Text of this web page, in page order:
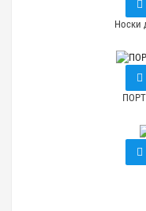
Носки